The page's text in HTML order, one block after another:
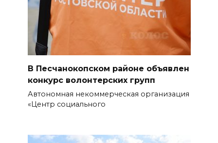
стоимость патента для
трудовых мигрантов
планируют поднять до 17
тысяч рублей
районе супруги отметили
В Песчанокопском районе объявлен
конкурс волонтерских групп
Автономная некоммерческая организация
«Центр социального